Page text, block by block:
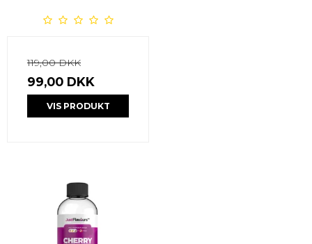
119,00 DKK
99,00 DKK
VIS PRODUKT